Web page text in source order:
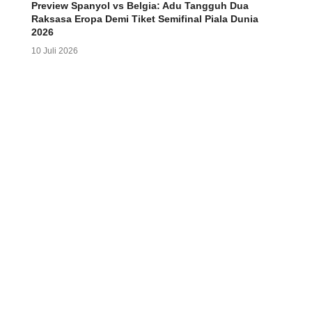
Preview Spanyol vs Belgia: Adu Tangguh Dua
Raksasa Eropa Demi Tiket Semifinal Piala Dunia
2026
10 Juli 2026